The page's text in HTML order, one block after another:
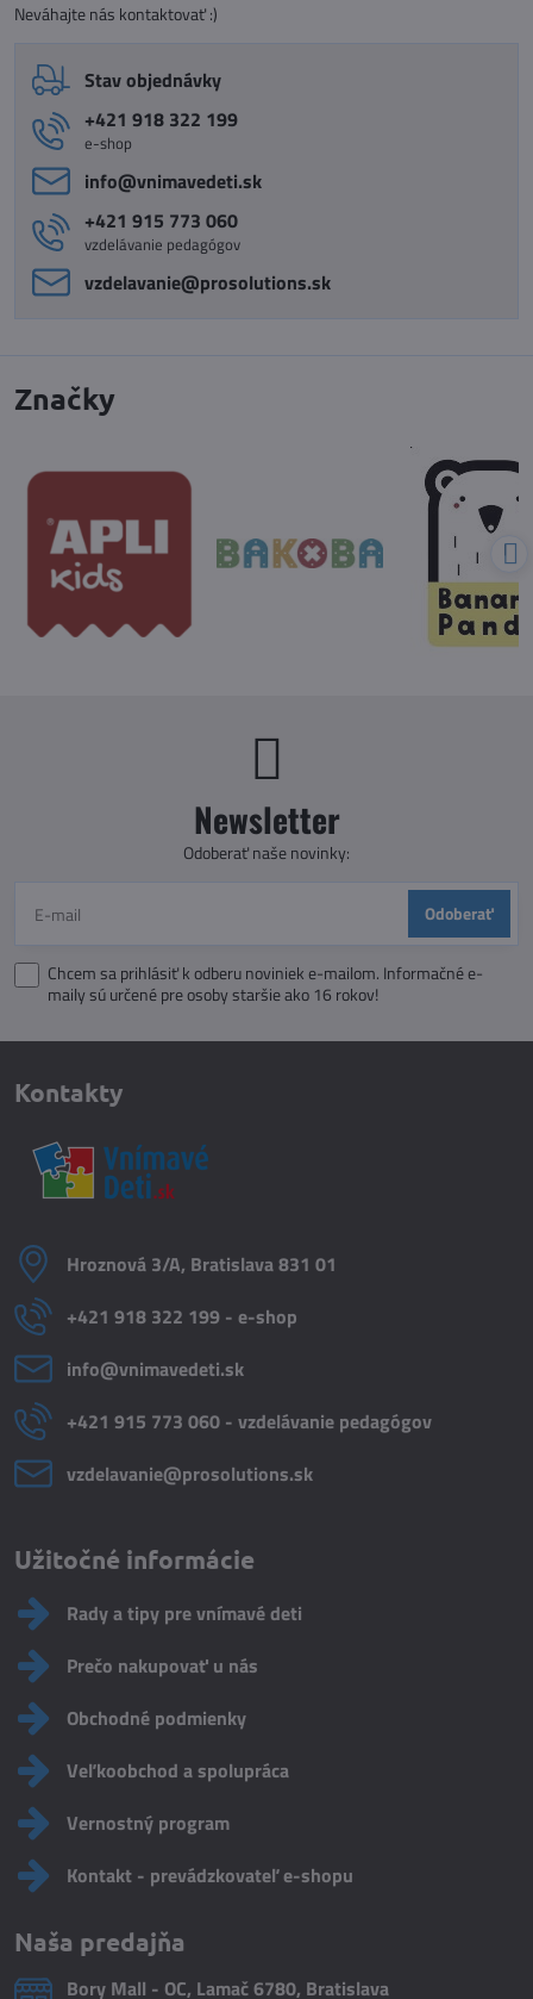
Neváhajte nás kontaktovať :)
Stav objednávky
+421 918 322 199
e-shop
info​@vnimavedeti​.sk
+421 915 773 060
vzdelávanie pedagógov
vzdelavanie​@prosolutions​.sk
Značky
Newsletter
Odoberať naše novinky:
Odoberať
Chcem sa prihlásiť k odberu noviniek e-mailom. Informačné e-
maily sú určené pre osoby staršie ako 16 rokov!
Kontakty
Hroznová 3/A, Bratislava 831 01
+421 918 322 199 - e-shop
info​@vnimavedeti​.sk
+421 915 773 060 - vzdelávanie pedagógov
vzdelavanie​@prosolutions​.sk
Užitočné informácie
Rady a tipy pre vnímavé deti
Prečo nakupovať u nás
Obchodné podmienky
Veľkoobchod a spolupráca
Vernostný program
Kontakt - prevádzkovateľ e-shopu
Naša predajňa
Bory Mall - OC, Lamač 6780, Bratislava